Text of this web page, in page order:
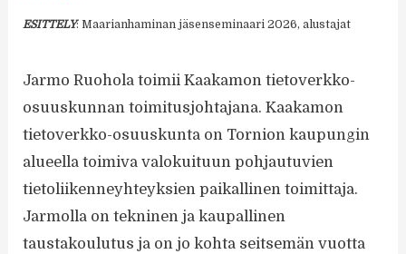
ESITTELY: Maarianhaminan jäsenseminaari 2026, alustajat
Jarmo Ruohola toimii Kaakamon tietoverkko-
osuuskunnan toimitusjohtajana. Kaakamon
tietoverkko-osuuskunta on Tornion kaupungin
alueella toimiva valokuituun pohjautuvien
tietoliikenneyhteyksien paikallinen toimittaja.
Jarmolla on tekninen ja kaupallinen
taustakoulutus ja on jo kohta seitsemän vuotta